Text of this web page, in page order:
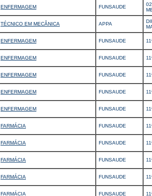
ENFERMAGEM FUNSAUDE
TÉCNICO EM MECÂNICA APPA
ENFERMAGEM FUNSAUDE
ENFERMAGEM FUNSAUDE
ENFERMAGEM FUNSAUDE
ENFERMAGEM FUNSAUDE
ENFERMAGEM FUNSAUDE
FARMÁCIA FUNSAUDE
FARMÁCIA FUNSAUDE
FARMÁCIA FUNSAUDE
FARMÁCIA FUNSAUDE
FARMÁCIA FUNSAUDE